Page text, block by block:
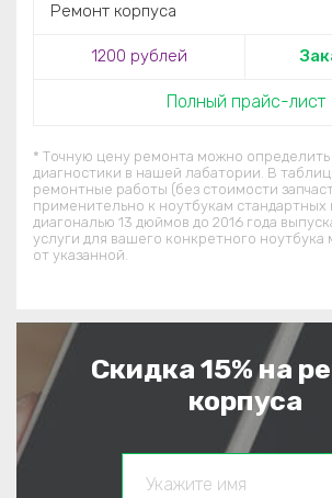
Ремонт корпуса
1200 рублей
Полный прайс-лист
* Точную цену ремонта можно определить
диагностики в нашей лабатории. В
ремонтные работы (без стоимости
применительно к ноутбукам
диагональю 13 дюймов до 2016 года
услуги для вашего конкретного ноутбука
от указанной.
Скидка 15% на
корпуса